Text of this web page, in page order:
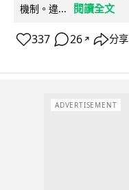
機制。違...
閱讀全文
337 26 ↗ 分享
ADVERTISEMENT